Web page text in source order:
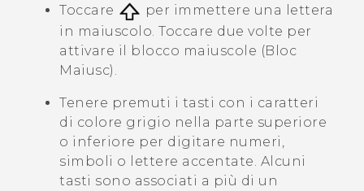
Toccare
per immettere una lettera
in maiuscolo. Toccare due volte per
attivare il blocco maiuscole (Bloc
Maiusc).
Tenere premuti i tasti con i caratteri
di colore grigio nella parte superiore
o inferiore per digitare numeri,
simboli o lettere accentate. Alcuni
tasti sono associati a più di un